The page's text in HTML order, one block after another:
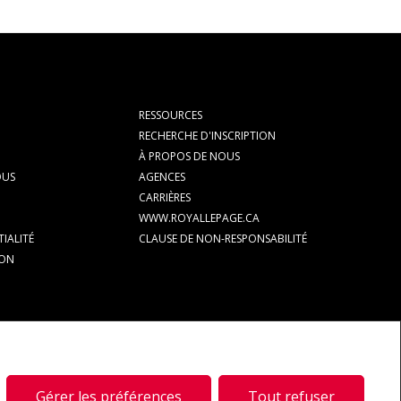
Gérer les préférences Tout refuser
RESSOURCES
RECHERCHE D'INSCRIPTION
À PROPOS DE NOUS
AGENCES
CARRIÈRES
WWW.ROYALLEPAGE.CA
CLAUSE DE NON-RESPONSABILITÉ
marques déposées de REALTOR® Canada Inc., une compagnie dont la
services immobiliers offerts par les courtiers et agents d'immeuble en